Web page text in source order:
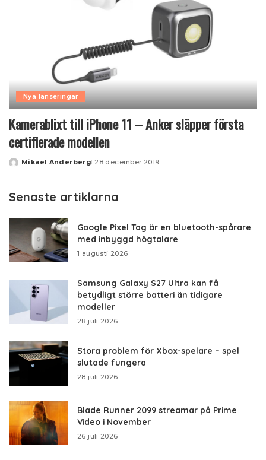
Nya lanseringar
Kamerablixt till iPhone 11 – Anker släpper första
certifierade modellen
Posted
Mikael Anderberg 28 december 2019
Senaste artiklarna
Google Pixel Tag är en bluetooth-spårare
med inbyggd högtalare
1 augusti 2026
Samsung Galaxy S27 Ultra kan få
betydligt större batteri än tidigare
modeller
28 juli 2026
Stora problem för Xbox-spelare – spel
slutade fungera
28 juli 2026
Blade Runner 2099 streamar på Prime
Video i November
26 juli 2026